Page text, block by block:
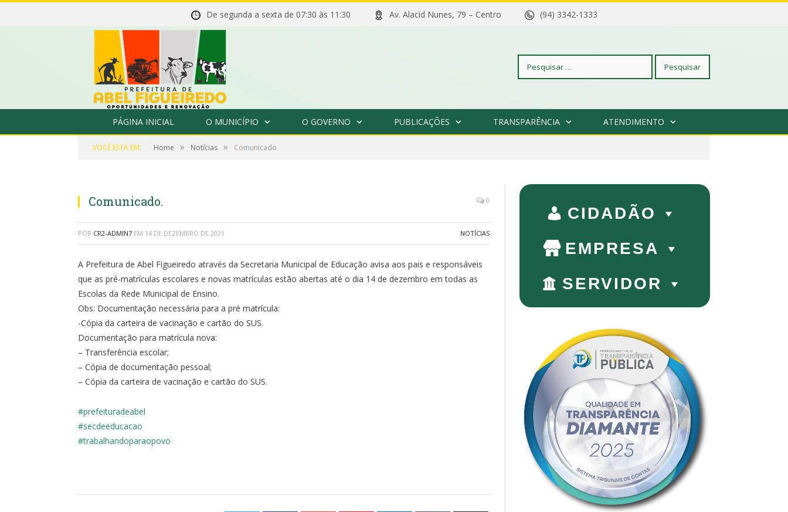
De segunda a sexta de 07:30 às 11:30 Av. Alacid Nunes, 79 – Centro (94) 3342-1333
Pesquisar
PÁGINA INICIAL O MUNICÍPIO O GOVERNO PUBLICAÇÕES TRANSPARÊNCIA ATENDIMENTO
VOCÊ ESTÁ EM: Home » Notícias » Comunicado.
Comunicado. 0
POR CR2-ADMIN7 EM 14 DE DEZEMBRO DE 2021 NOTÍCIAS
A Prefeitura de Abel Figueiredo através da Secretaria Municipal de Educação avisa aos pais e responsáveis
que as pré-matrículas escolares e novas matrículas estão abertas até o dia 14 de dezembro em todas as
Escolas da Rede Municipal de Ensino.
Obs: Documentação necessária para a pré matrícula:
-Cópia da carteira de vacinação e cartão do SUS.
Documentação para matrícula nova:
– Transferência escolar;
– Cópia de documentação pessoal;
– Cópia da carteira de vacinação e cartão do SUS.
#prefeituradeabel
#secdeeducacao
#trabalhandoparaopovo
CIDADÃO
EMPRESA
SERVIDOR